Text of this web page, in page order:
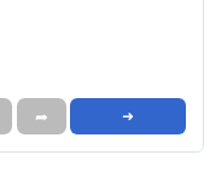
➦ ➜